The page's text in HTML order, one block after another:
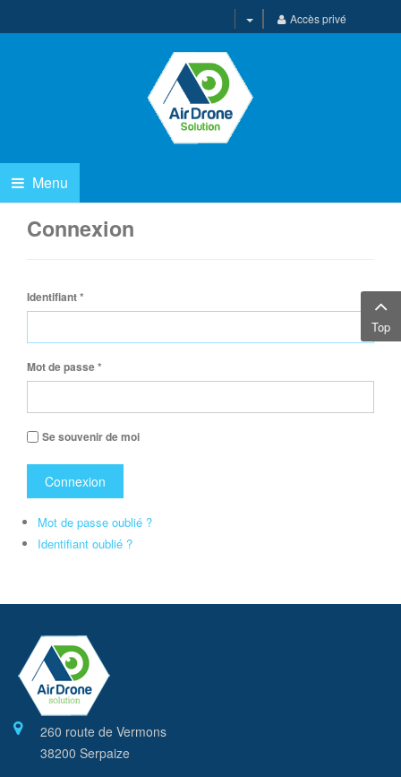
Accès privé
Menu
Connexion
Identifiant*
Mot de passe*
Se souvenir de moi
Connexion
Mot de passe oublié ?
Identifiant oublié ?
260 route de Vermons
38200 Serpaize
Top